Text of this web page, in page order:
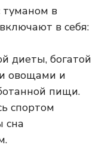
в
в себя:
диеты, богатой
овощами и
пищи.
спортом
сна